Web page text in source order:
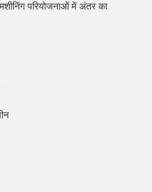
परियोजनाओं में अंतर का